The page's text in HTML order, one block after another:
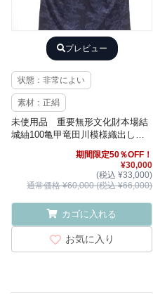
プレビュー
状態：非常によい
素材：正絹
未使用品 重要無形文化財本場結
城紬100亀甲竜田川模様織出し着
期間限定50％OFF！
¥30,000
(税込 ¥33,000)
通常価格 ¥60,000 (税込 ¥66,000)
カゴに入れる
お気に入り